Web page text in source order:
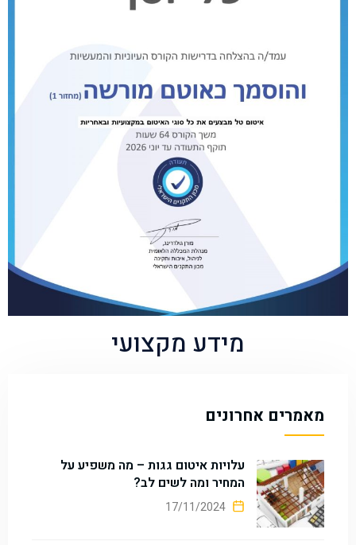
מידע מקצועי
מאמרים אחרונים
עלויות איטום גגות – מה משפיע על
המחיר ומה לשים לב?